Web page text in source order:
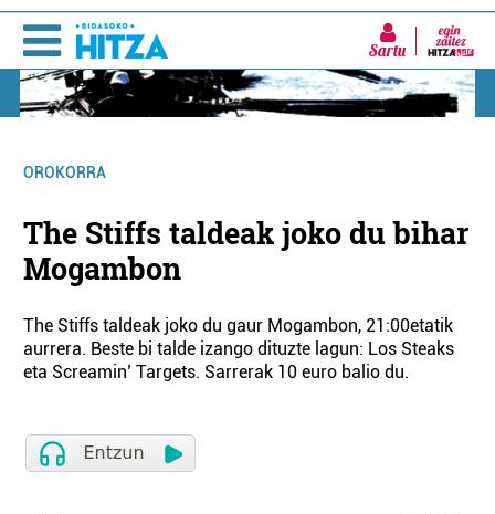
Sartu
OROKORRA
The Stiffs taldeak joko du bihar
Mogambon
The Stiffs taldeak joko du gaur Mogambon, 21:00etatik
aurrera. Beste bi talde izango dituzte lagun: Los Steaks
eta Screamin’ Targets. Sarrerak 10 euro balio du.